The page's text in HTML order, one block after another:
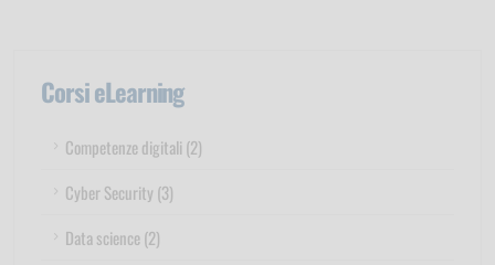
Corsi eLearning
Competenze digitali (2)
Cyber Security (3)
Data science (2)